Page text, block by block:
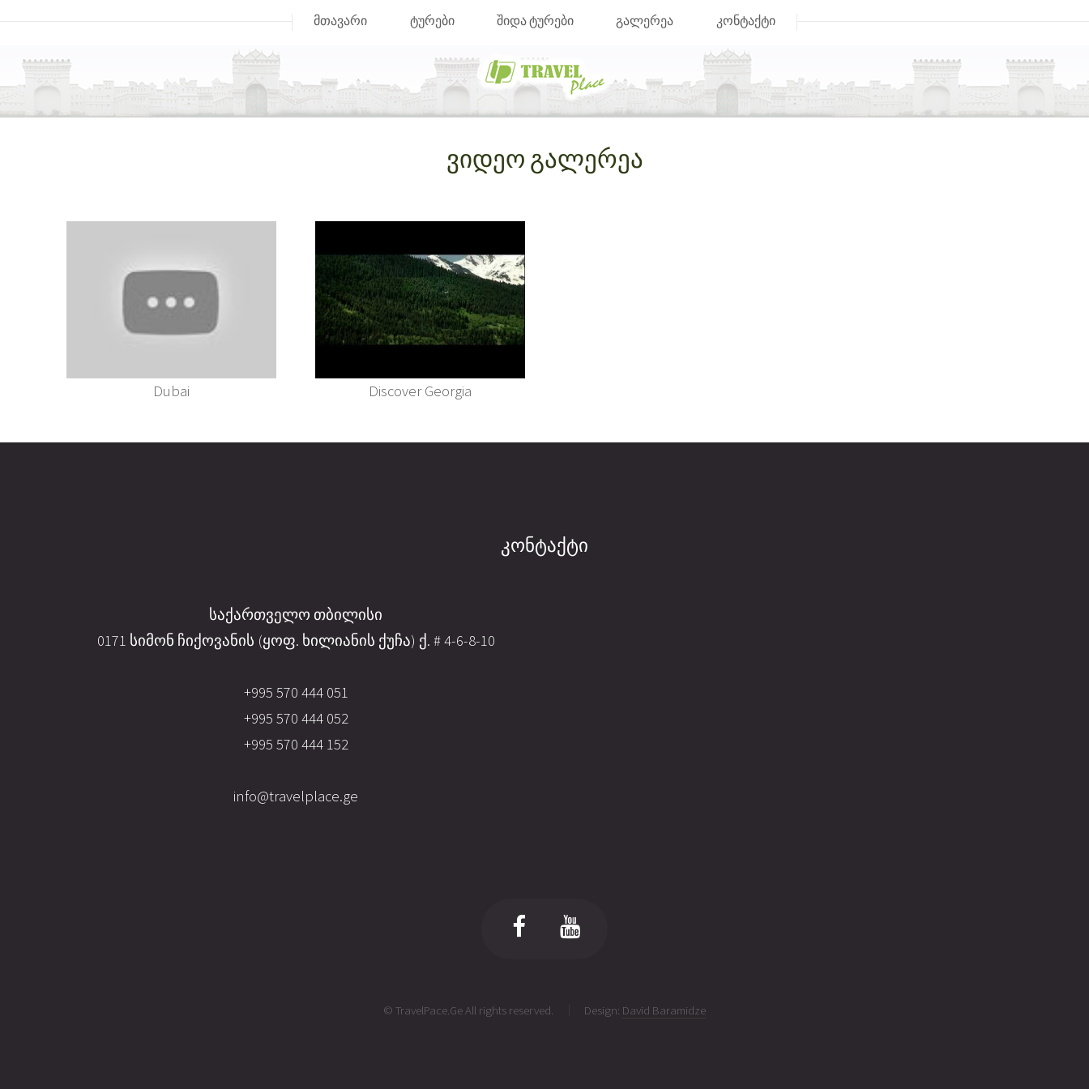
მთავარი ტურები შიდა ტურები გალერეა კონტაქტი
ვიდეო გალერეა
Dubai Discover Georgia
კონტაქტი
საქართველო თბილისი
0171 სიმონ ჩიქოვანის (ყოფ. ხილიანის ქუჩა) ქ. # 4-6-8-10
+995 570 444 051
+995 570 444 052
+995 570 444 152
info@travelplace.ge
© TravelPace.Ge All rights reserved. Design: David Baramidze